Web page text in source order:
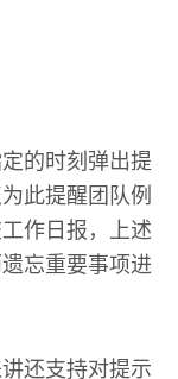
的时刻弹出提
此提醒团队例
作日报，上述
忘重要事项进
还支持对提示